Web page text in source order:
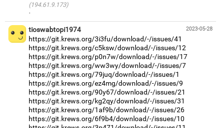
(194.61.9.173)
·
2023-05-28
tioswabtopi1974
https://git.krews.org/3i3fu/download/-/issues/41
https://git.krews.org/c5ksw/download/-/issues/12
https://git.krews.org/p0n7w/download/-/issues/17
https://git.krews.org/ww3wy/download/-/issues/7
https://git.krews.org/79juq/download/-/issues/1
https://git.krews.org/ez4mg/download/-/issues/9
https://git.krews.org/90y67/download/-/issues/21
https://git.krews.org/kg2qy/download/-/issues/31
https://git.krews.org/1af9b/download/-/issues/26
https://git.krews.org/6f9b4/download/-/issues/10